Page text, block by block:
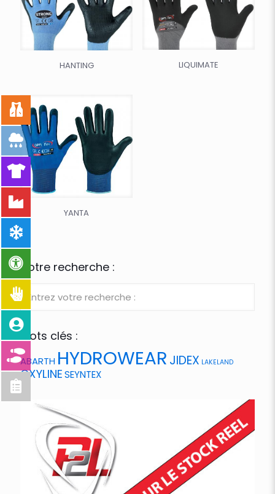
HANTING LIQUIMATE
YANTA
Votre recherche :
Mots clés :
ABARTH HYDROWEAR JIDEX LAKELAND
OXYLINESEYNTEX